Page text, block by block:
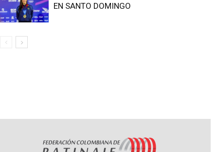
EN SANTO DOMINGO